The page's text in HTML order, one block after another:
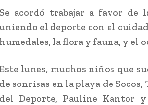
Se acordó trabajar a favor de
uniendo el deporte con el
humedales, la flora y fauna, y el
Este lunes, muchos niños que
de sonrisas en la playa de
del Deporte, Pauline Kantor